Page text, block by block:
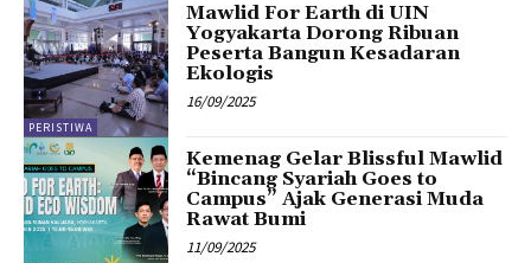
PERISTIWA
Mawlid For Earth di UIN
Yogyakarta Dorong Ribuan
Peserta Bangun Kesadaran
Ekologis
16/09/2025
Kemenag Gelar Blissful Mawlid
“Bincang Syariah Goes to
Campus” Ajak Generasi Muda
Rawat Bumi
11/09/2025